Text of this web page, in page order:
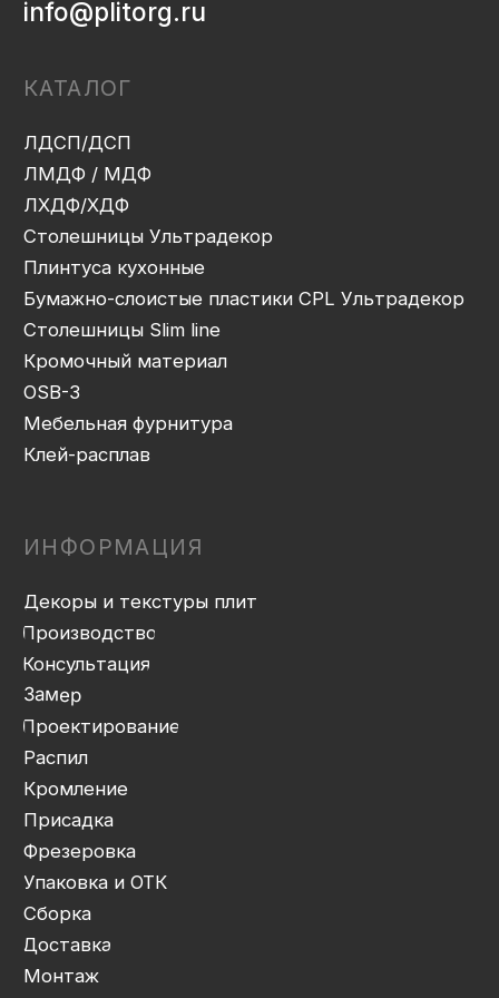
Дизайн сайта: artandkate
Проектирование
Производство
Кромление
Фрезеровка
Упаковка и ОТК
Присадка
Монтаж
Доставка
Прайс-лист
Контакты
Политика конфиденциальности